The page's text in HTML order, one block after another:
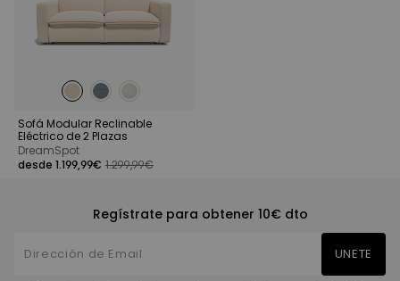
Sofá Modular Reclinable
Eléctrico de 2 Plazas
DreamSpot
desde 1.199,99€ 1.299,99€
Regístrate para obtener 10€ dto
UNETE